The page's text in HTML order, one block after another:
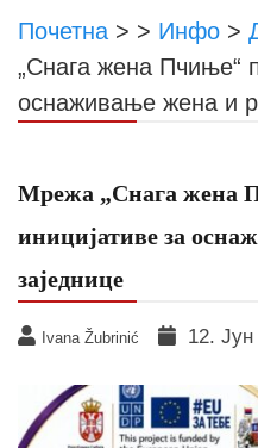
Почетна > > Инфо >
„Снага жена Пчиње“
оснаживање жена и
Мрежа „Снага жена
иницијативе за
заједнице
Ivana Žubrinić 12. Јун